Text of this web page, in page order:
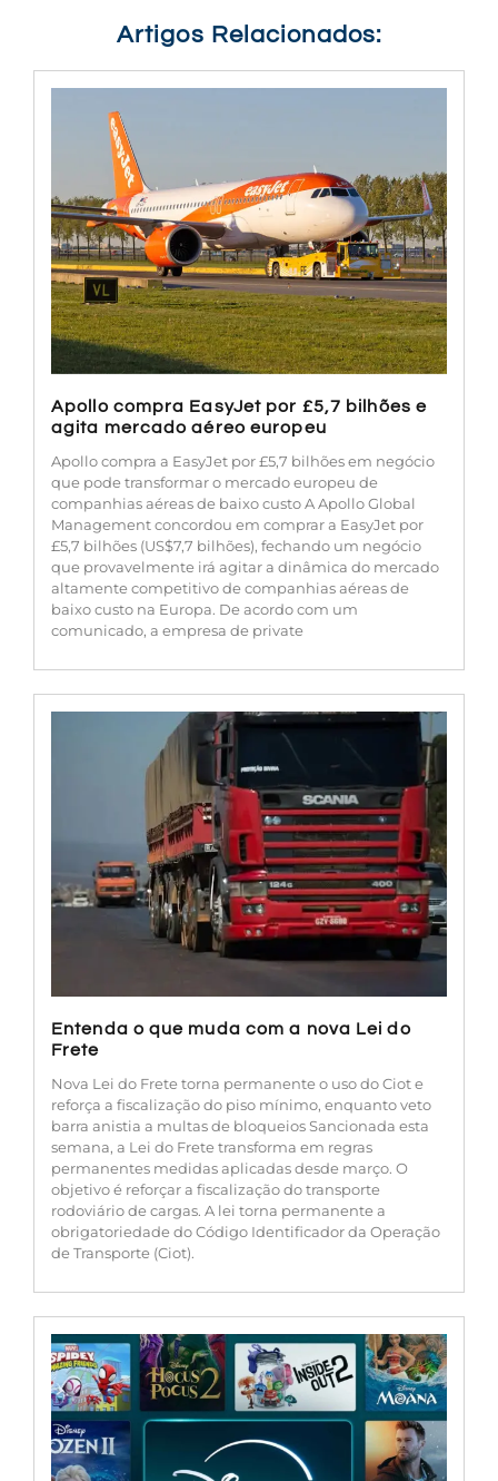
Artigos Relacionados:
Apollo compra EasyJet por £5,7 bilhões e
agita mercado aéreo europeu
Apollo compra a EasyJet por £5,7 bilhões em negócio
que pode transformar o mercado europeu de
companhias aéreas de baixo custo A Apollo Global
Management concordou em comprar a EasyJet por
£5,7 bilhões (US$7,7 bilhões), fechando um negócio
que provavelmente irá agitar a dinâmica do mercado
altamente competitivo de companhias aéreas de
baixo custo na Europa. De acordo com um
comunicado, a empresa de private
Entenda o que muda com a nova Lei do
Frete
Nova Lei do Frete torna permanente o uso do Ciot e
reforça a fiscalização do piso mínimo, enquanto veto
barra anistia a multas de bloqueios Sancionada esta
semana, a Lei do Frete transforma em regras
permanentes medidas aplicadas desde março. O
objetivo é reforçar a fiscalização do transporte
rodoviário de cargas. A lei torna permanente a
obrigatoriedade do Código Identificador da Operação
de Transporte (Ciot).